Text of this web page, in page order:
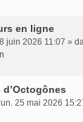
en ligne
juin 2026 11:07 »
25 mai 2026